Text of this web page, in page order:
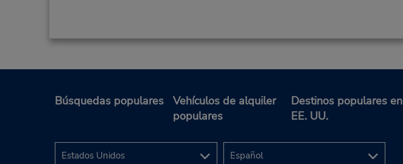
Búsquedas populares
Vehículos de alquiler
populares
Destinos populares en
EE. UU.